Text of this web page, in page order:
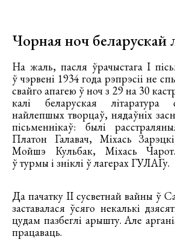
Чорная ноч беларускай
На жаль, пасля ўрачыстага І
ў чэрвені 1934 года рэпрэсіі не
свайго апагею ў ноч з 29 на 30
калі беларуская літаратура
найлепшых творцаў, нядаўніх
пісьменнікаў: былі
Платон Галавач, Міхась
Мойшэ Кульбак, Міхась
ў турмы і зніклі ў лагерах ГУЛАГу.
Да пачатку ІІ сусветнай вайны ў
заставалася ўсяго некалькі
цудам пазбеглі арышту. Але
працаваць.